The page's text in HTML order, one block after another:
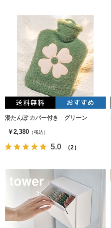
湯たんぽ カバー付き グリーン
￥2,380 （税込）
5.0 （2）